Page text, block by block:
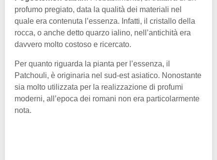
profumo pregiato, data la qualità dei materiali nel
quale era contenuta l’essenza. Infatti, il cristallo della
rocca, o anche detto quarzo ialino, nell’antichità era
davvero molto costoso e ricercato.
Per quanto riguarda la pianta per l’essenza, il
Patchouli, è originaria nel sud-est asiatico. Nonostante
sia molto utilizzata per la realizzazione di profumi
moderni, all’epoca dei romani non era particolarmente
nota.